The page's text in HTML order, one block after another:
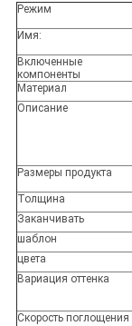
Режим
Имя:
Включенные
компоненты
Материал
Описание
Размеры продукта
Толщина
Заканчивать
шаблон
цвета
Вариация оттенка
Скорость поглощения